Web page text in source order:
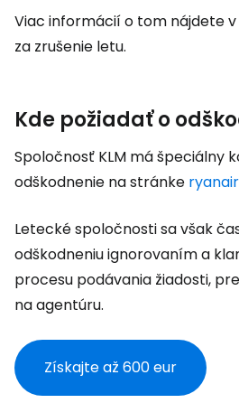
Viac informácií o tom nájdete
za zrušenie letu.
Kde požiadať o
Spoločnosť KLM má špeciálny
odškodnenie na stránke
Letecké spoločnosti sa však
odškodneniu ignorovaním a
procesu podávania žiadosti,
na agentúru.
Získajte až 600 eur